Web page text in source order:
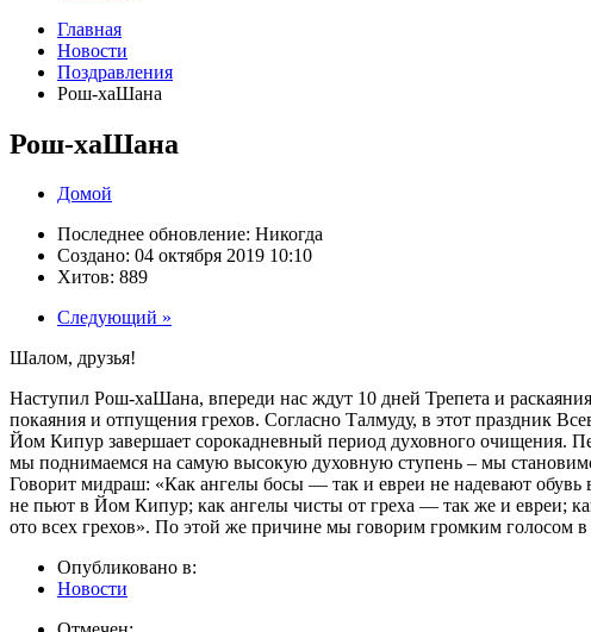
Главная
Новости
Поздравления
Рош-хаШана
Рош-хаШана
Домой
Последнее обновление: Никогда
Создано: 04 октября 2019 10:10
Хитов: 889
Следующий »
Шалом, друзья!
Наступил Рош-хаШана, впереди нас ждут 10 дней Трепета и
покаяния и отпущения грехов. Согласно Талмуду, в этот праздник
Йом Кипур завершает сорокадневный период духовного очищения.
мы поднимаемся на самую высокую духовную ступень – мы
Говорит мидраш: «Как ангелы босы — так и евреи не надевают
не пьют в Йом Кипур; как ангелы чисты от греха — так же и евреи;
ото всех грехов». По этой же причине мы говорим громким голосом
Опубликовано в:
Новости